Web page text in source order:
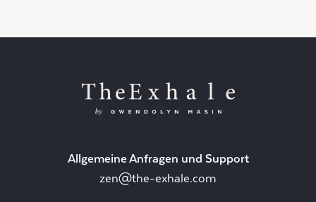
Allgemeine Anfragen und Support
zen@the-exhale.com